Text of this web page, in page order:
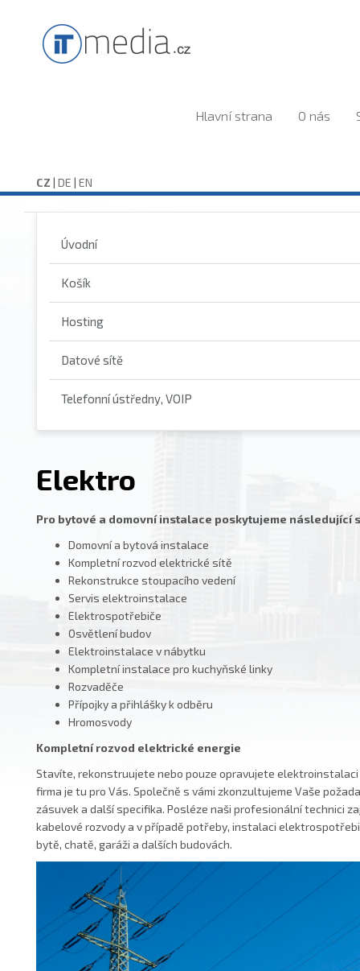
Hlavní strana O nás
CZ | DE | EN
Úvodní
Košík
Hosting
Datové sítě
Telefonní ústředny, VOIP
Elektro
Pro bytové a domovní instalace poskytujeme následující
Domovní a bytová instalace
Kompletní rozvod elektrické sítě
Rekonstrukce stoupacího vedení
Servis elektroinstalace
Elektrospotřebiče
Osvětlení budov
Elektroinstalace v nábytku
Kompletní instalace pro kuchyňské linky
Rozvaděče
Přípojky a přihlášky k odběru
Hromosvody
Kompletní rozvod elektrické energie
Stavíte, rekonstruujete nebo pouze opravujete elektroinstalaci
firma je tu pro Vás. Společně s vámi zkonzultujeme Vaše
zásuvek a další specifika. Posléze naši profesionální technici
kabelové rozvody a v případě potřeby, instalaci
bytě, chatě, garáži a dalších budovách.